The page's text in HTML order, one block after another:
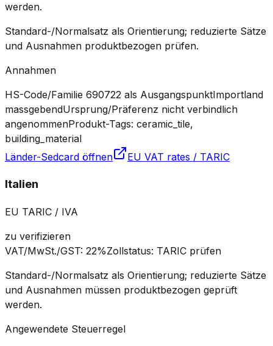
werden.
Standard-/Normalsatz als Orientierung; reduzierte Sätze
und Ausnahmen produktbezogen prüfen.
Annahmen
HS-Code/Familie 690722 als AusgangspunktImportland
massgebendUrsprung/Präferenz nicht verbindlich
angenommenProdukt-Tags: ceramic_tile,
building_material
Länder-Sedcard öffnen
EU VAT rates / TARIC
Italien
EU TARIC / IVA
zu verifizieren
VAT/MwSt./GST: 22%Zollstatus: TARIC prüfen
Standard-/Normalsatz als Orientierung; reduzierte Sätze
und Ausnahmen müssen produktbezogen geprüft
werden.
Angewendete Steuerregel